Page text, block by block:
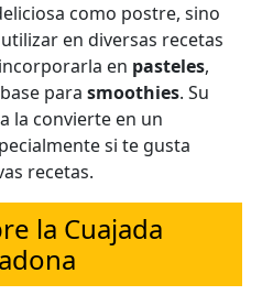
como postre, sino
en diversas recetas
en pasteles,
para smoothies. Su
la convierte en un
si te gusta
recetas.
la Cuajada